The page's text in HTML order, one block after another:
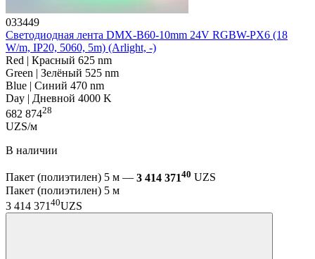
033449
Светодиодная лента DMX-B60-10mm 24V RGBW-PX6 (18
W/m, IP20, 5060, 5m) (Arlight, -)
Red | Красный 625 nm
Green | Зелёный 525 nm
Blue | Синий 470 nm
Day | Дневной 4000 K
682 87428
UZS/м
В наличии
Пакет (полиэтилен) 5 м — 3 414 37140 UZS
Пакет (полиэтилен) 5 м
3 414 371 40UZS